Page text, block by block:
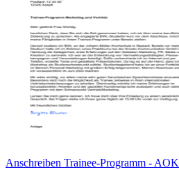
Anschreiben Trainee-Programm - AOK